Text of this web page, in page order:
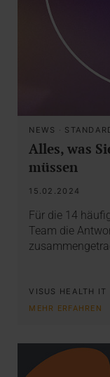
NEWS ·
Alles, was
müssen
15.02.2024
Für die 14
Team die
VISUS HEALTH IT
MEHR ERFAHREN